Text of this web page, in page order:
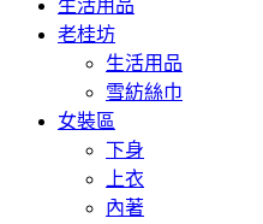
生活用品
老桂坊
生活用品
雪紡絲巾
女裝區
下身
上衣
內著